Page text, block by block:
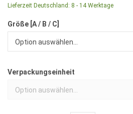
Lieferzeit Deutschland: 8 - 14 Werktage
Größe [A / B / C]
Option auswählen...
Verpackungseinheit
Option auswählen...